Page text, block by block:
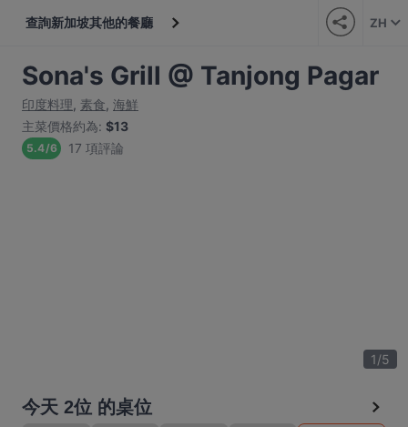
查詢新加坡其他的餐廳 ZH
Sona's Grill @ Tanjong Pagar
印度料理, 素食, 海鮮
主菜價格約為: $13
5.4/6 17 項評論
1/5
今天 2位 的桌位